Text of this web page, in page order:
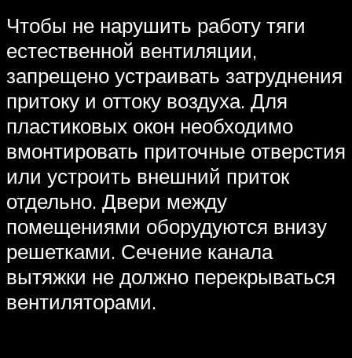
Чтобы не нарушить работу тяги
естественной вентиляции,
запрещено устраивать затруднения
притоку и оттоку воздуха. Для
пластиковых окон необходимо
вмонтировать приточные отверстия
или устроить внешний приток
отдельно. Двери между
помещениями оборудуются внизу
решетками. Сечение канала
вытяжки не должно перекрываться
вентиляторами.